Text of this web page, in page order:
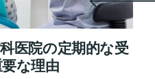
医院の定期的な受
な理由